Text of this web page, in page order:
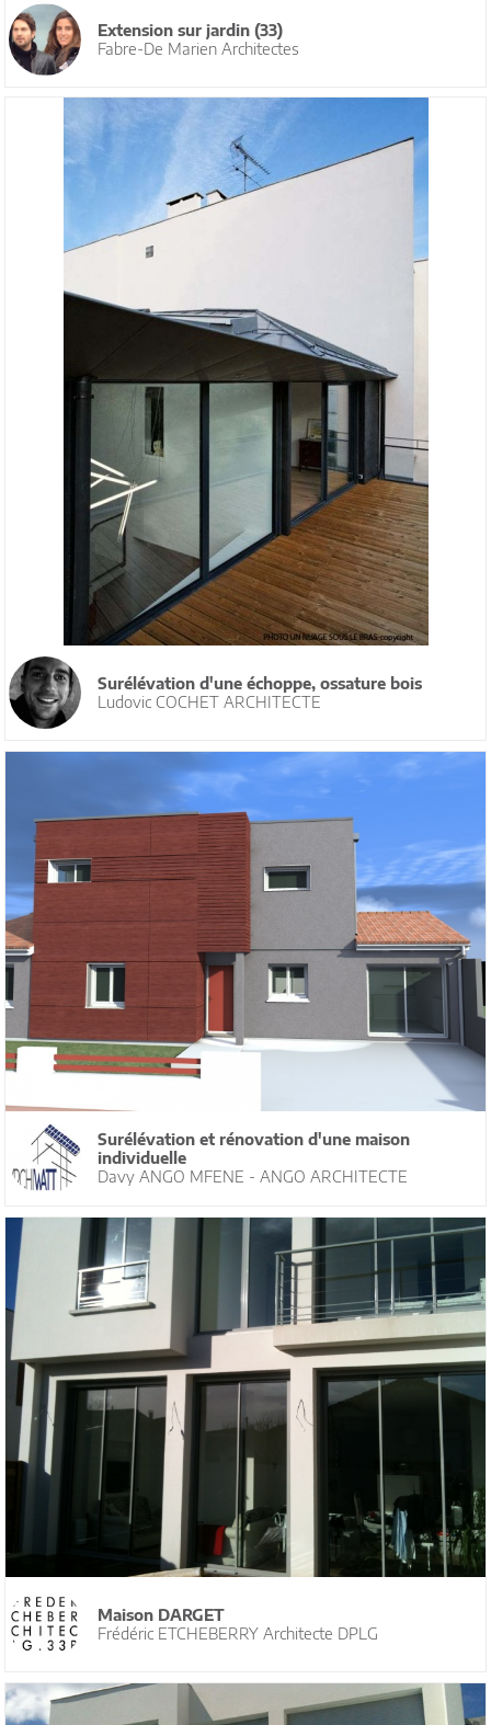
Extension sur jardin (33)
Fabre-De Marien Architectes
Surélévation d'une échoppe, ossature bois
Ludovic COCHET ARCHITECTE
Surélévation et rénovation d'une maison
individuelle
Davy ANGO MFENE - ANGO ARCHITECTE
Maison DARGET
Frédéric ETCHEBERRY Architecte DPLG